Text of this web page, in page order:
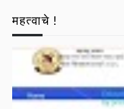
महत्वाचे !